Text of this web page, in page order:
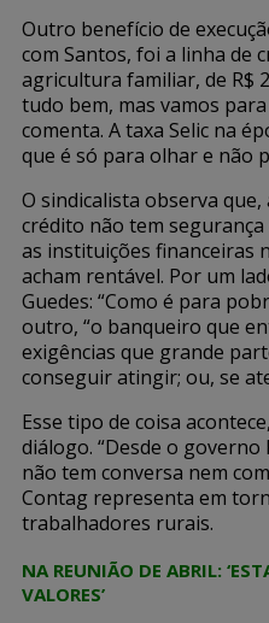
Outro benefício de
com Santos, foi a linha de
agricultura familiar, de R$
tudo bem, mas vamos para
comenta. A taxa Selic na
que é só para olhar e não
O sindicalista observa
crédito não tem
as instituições financeiras
acham rentável. Por um
Guedes: “Como é para
outro, “o banqueiro que
exigências que grande
conseguir atingir; ou, se
Esse tipo de coisa
diálogo. “Desde o governo
não tem conversa nem
Contag representa em
trabalhadores rurais.
NA REUNIÃO DE ABRIL:
VALORES’